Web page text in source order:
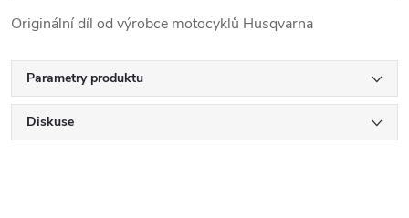
Originální díl od výrobce motocyklů Husqvarna
Parametry produktu
Diskuse